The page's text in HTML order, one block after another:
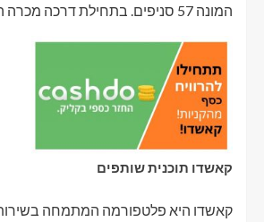
המונה 57 סניפים. בתחילת דרכה מכרה החברה...
קאשדו תוכנית שותפים
קאשדו היא פלטפורמה המתמחה